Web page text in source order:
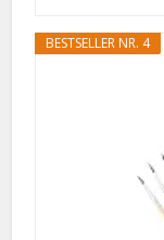
BESTSELLER NR. 4